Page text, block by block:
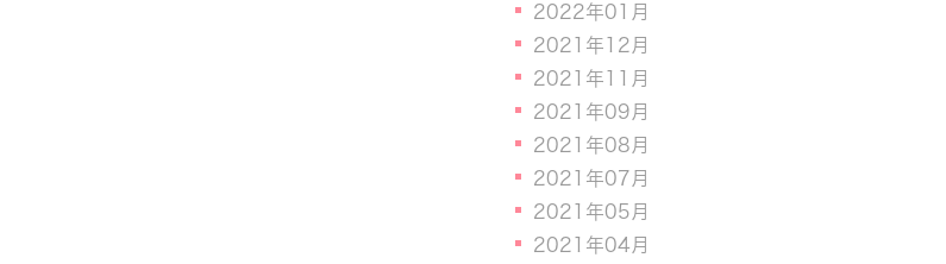
2022年01月
2021年12月
2021年11月
2021年09月
2021年08月
2021年07月
2021年05月
2021年04月